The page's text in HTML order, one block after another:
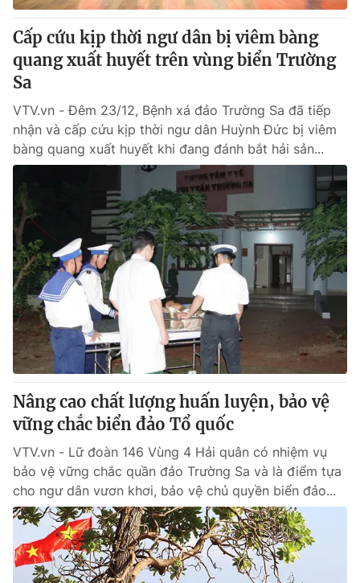
Cấp cứu kịp thời ngư dân bị viêm bàng
quang xuất huyết trên vùng biển Trường
Sa
VTV.vn - Đêm 23/12, Bệnh xá đảo Trường Sa đã tiếp
nhận và cấp cứu kịp thời ngư dân Huỳnh Đức bị viêm
bàng quang xuất huyết khi đang đánh bắt hải sản...
Nâng cao chất lượng huấn luyện, bảo vệ
vững chắc biển đảo Tổ quốc
VTV.vn - Lữ đoàn 146 Vùng 4 Hải quân có nhiệm vụ
bảo vệ vững chắc quần đảo Trường Sa và là điểm tựa
cho ngư dân vươn khơi, bảo vệ chủ quyền biển đảo...